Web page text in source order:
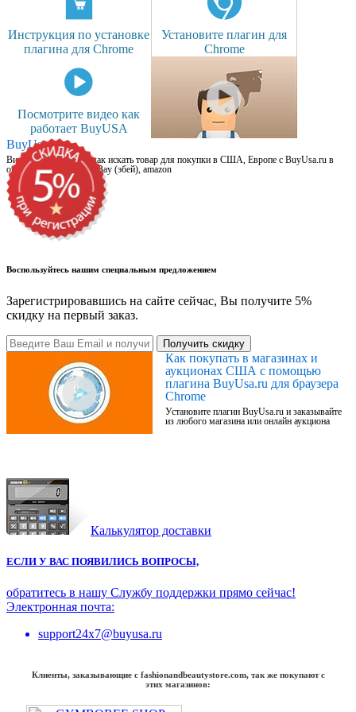
Инструкция по установке
плагина для Chrome
Установите плагин для
Chrome
Посмотрите видео как
работает BuyUSA
BuyUsa.ru
Видео для новичков: как искать товар для покупки в США, Европе с BuyUsa.ru в
онлайн магазинах, на eBay (эбей), amazon
Воспользуйтесь нашим специальным предложением
Зарегистрировавшись на сайте сейчас, Вы получите 5%
скидку на первый заказ.
Получить скидку
Как покупать в магазинах и
аукционах США с помощью
плагина BuyUsa.ru для браузера
Chrome
Установите плагин BuyUsa.ru и заказывайте
из любого магазина или онлайн аукциона
Калькулятор доставки
ЕСЛИ У ВАС ПОЯВИЛИСЬ ВОПРОСЫ,
обратитесь в нашу Службу поддержки прямо сейчас!
Электронная почта:
support24x7@buyusa.ru
Клиенты, заказывающие с fashionandbeautystore.com, так же покупают с
этих магазинов: